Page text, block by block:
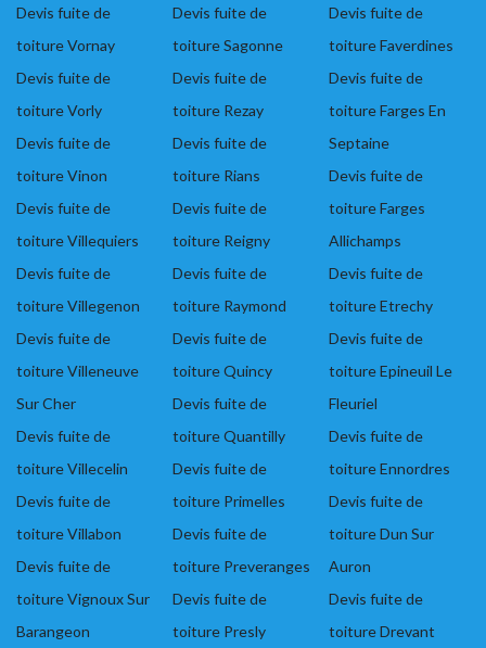
Devis fuite de
toiture Vornay
Devis fuite de
toiture Vorly
Devis fuite de
toiture Vinon
Devis fuite de
toiture Villequiers
Devis fuite de
toiture Villegenon
Devis fuite de
toiture Villeneuve
Sur Cher
Devis fuite de
toiture Villecelin
Devis fuite de
toiture Villabon
Devis fuite de
toiture Vignoux Sur
Barangeon
Devis fuite de
toiture Sagonne
Devis fuite de
toiture Rezay
Devis fuite de
toiture Rians
Devis fuite de
toiture Reigny
Devis fuite de
toiture Raymond
Devis fuite de
toiture Quincy
Devis fuite de
toiture Quantilly
Devis fuite de
toiture Primelles
Devis fuite de
toiture Preveranges
Devis fuite de
toiture Presly
Devis fuite de
toiture Faverdines
Devis fuite de
toiture Farges En
Septaine
Devis fuite de
toiture Farges
Allichamps
Devis fuite de
toiture Etrechy
Devis fuite de
toiture Epineuil Le
Fleuriel
Devis fuite de
toiture Ennordres
Devis fuite de
toiture Dun Sur
Auron
Devis fuite de
toiture Drevant